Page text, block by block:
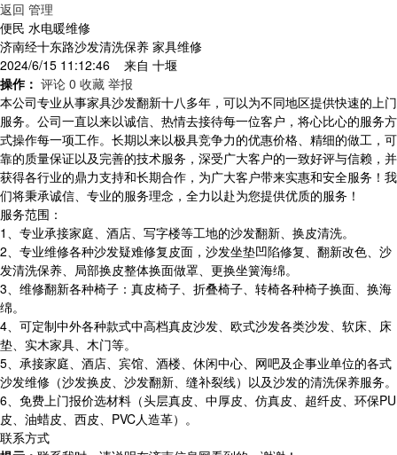
返回 管理
便民 水电暖维修
济南经十东路沙发清洗保养 家具维修
2024/6/15 11:12:46 来自 十堰
操作： 评论 0 收藏 举报
本公司专业从事家具沙发翻新十八多年，可以为不同地区提供快速的上门
服务。公司一直以来以诚信、热情去接待每一位客户，将心比心的服务方
式操作每一项工作。长期以来以极具竞争力的优惠价格、精细的做工，可
靠的质量保证以及完善的技术服务，深受广大客户的一致好评与信赖，并
获得各行业的鼎力支持和长期合作，为广大客户带来实惠和安全服务！我
们将秉承诚信、专业的服务理念，全力以赴为您提供优质的服务！
服务范围：
1、专业承接家庭、酒店、写字楼等工地的沙发翻新、换皮清洗。
2、专业维修各种沙发疑难修复皮面，沙发坐垫凹陷修复、翻新改色、沙
发清洗保养、局部换皮整体换面做罩、更换坐簧海绵。
3、维修翻新各种椅子：真皮椅子、折叠椅子、转椅各种椅子换面、换海
绵。
4、可定制中外各种款式中高档真皮沙发、欧式沙发各类沙发、软床、床
垫、实木家具、木门等。
5、承接家庭、酒店、宾馆、酒楼、休闲中心、网吧及企事业单位的各式
沙发维修（沙发换皮、沙发翻新、缝补裂线）以及沙发的清洗保养服务。
6、免费上门报价选材料（头层真皮、中厚皮、仿真皮、超纤皮、环保PU
皮、油蜡皮、西皮、PVC人造革）。
联系方式